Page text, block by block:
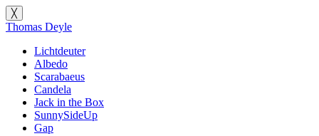
╳
Thomas Deyle
Lichtdeuter
Albedo
Scarabaeus
Candela
Jack in the Box
SunnySideUp
Gap